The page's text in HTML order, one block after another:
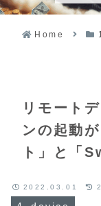
Home
リモート
ンの起動
ト」と「
2022.03.01